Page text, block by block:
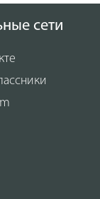
сети